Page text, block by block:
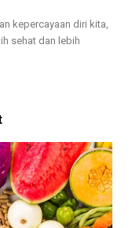
kepercayaan diri kita,
sehat dan lebih